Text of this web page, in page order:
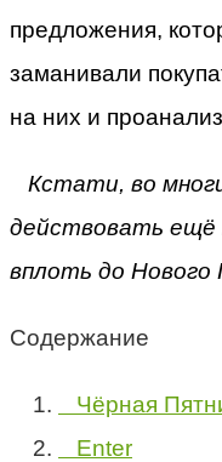
предложения,
заманивали
на них и
Кстати, во
действовать ещё
вплоть до Нового
Содержание
Чёрная
Enter